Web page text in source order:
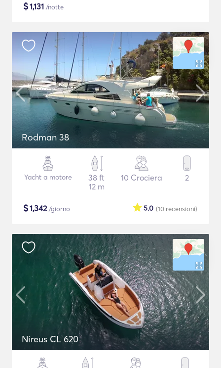
$1,131 /notte
Rodman 38
Yacht a motore
38 ft
12 m
10 Crociera 2
$1,342/giorno (10 recensioni)
5.0
Nireus CL 620